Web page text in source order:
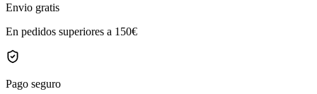
Envio gratis
En pedidos superiores a 150€
Pago seguro